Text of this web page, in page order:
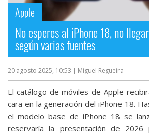
Apple
No esperes al iPhone 18, no
según varias fuentes
20 agosto 2025, 10:53 | Miguel Regueira
El catálogo de móviles de Apple
cara en la generación del iPhone 18.
el modelo base de iPhone 18 se
reservaría la presentación de 2026